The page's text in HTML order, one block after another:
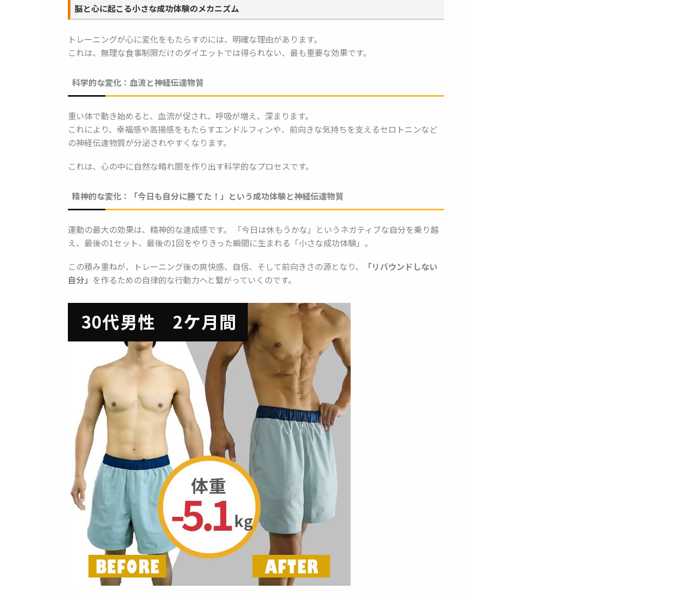
脳と心に起こる小さな成功体験のメカニズム
トレーニングが心に変化をもたらすのには、明確な理由があります。
これは、無理な食事制限だけのダイエットでは得られない、最も重要な効果です。
科学的な変化：血流と神経伝達物質
重い体で動き始めると、血流が促され、呼吸が増え、深まります。
これにより、幸福感や高揚感をもたらすエンドルフィンや、前向きな気持ちを支えるセロトニンなど
の神経伝達物質が分泌されやすくなります。
これは、心の中に自然な晴れ間を作り出す科学的なプロセスです。
精神的な変化：「今日も自分に勝てた！」という成功体験と神経伝達物質
運動の最大の効果は、精神的な達成感です。 「今日は休もうかな」というネガティブな自分を乗り越
え、最後の1セット、最後の1回をやりきった瞬間に生まれる「小さな成功体験」。
この積み重ねが、トレーニング後の爽快感、自信、そして前向きさの源となり、
「リバウンドしない
自分」 を作るための自律的な行動力へと繋がっていくのです。